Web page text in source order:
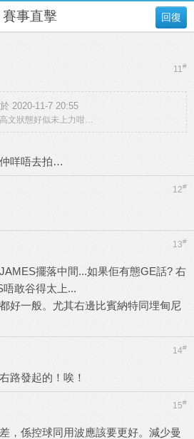
回復
賽事直擊
11#
2020-11-7 20:55
文狀態好似未上力咁…
咩唔去拍…
12#
13#
擺落中間...如果佢有態GE話? 右
敢谷得太上...
好一般。尤其右邊比賓納特同埋甸尼
14#
路發起的！唉！
15#
，係控球同用波應該要更好。減少曼